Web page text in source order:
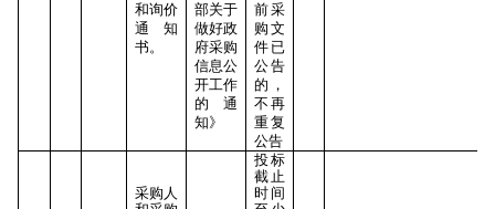
和询价
通知
书。
部关于
做好政
府采购
信息公
开工作
的通
知》
前采
购文
件已
公告
的，
不再
重复
公告
采购人
投标
截止
时间